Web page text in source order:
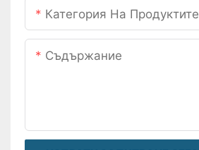
Категория На Продуктите
Съдържание